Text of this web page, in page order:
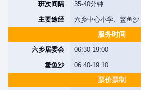
班次间隔 35-40分钟
主要途经 六乡中心小学、鳘鱼沙
服务时间
六乡居委会 06:30-19:00
鳘鱼沙 06:40-19:10
票价票制